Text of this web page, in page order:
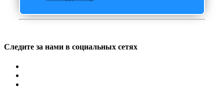
Следите за нами в социальных сетях